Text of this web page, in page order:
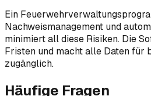
Ein
Nachweismanagement und
minimiert all diese Risiken. Die
Fristen und macht alle Daten für
zugänglich.
Häufige Fragen